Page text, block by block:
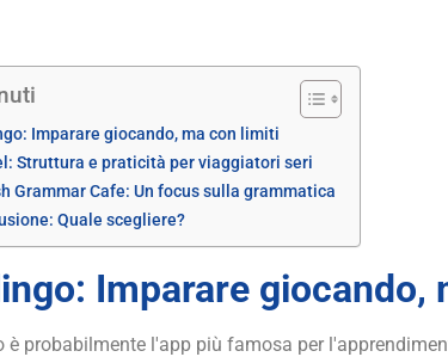
Imparare giocando, ma con limiti
Struttura e praticità per viaggiatori seri
Grammar Cafe: Un focus sulla grammatica
Quale scegliere?
Imparare giocando,
è probabilmente l'app più famosa per